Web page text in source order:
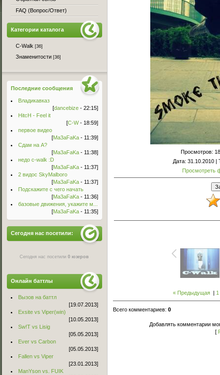
Просмотров:
Дата: 31.10.2010 |
Просмотреть
« Предыдущая 1
Всего комментариев: 0
Добавлять комментарии
[
FAQ (Вопрос/Ответ)
Категории каталога
C-Walk [36]
Знаменитости [36]
Последние сообщения
Владикавказ
[dancebize - 22:15]
HitcH - Feel it
[C-W- 18:59]
первое видео
[Ma3aFaKa - 11:39]
Сдам на А?
[Ma3aFaKa - 11:38]
недо c-walk :D
[Ma3aFaKa - 11:37]
2 видос SkyMalboro
[Ma3aFaKa - 11:37]
Подскажите с чего начать
[Ma3aFaKa - 11:36]
базовые движения, укажите м...
[Ma3aFaKa - 11:35]
Сегодня нас посетили:
Сегодня нас посетили0 юзеров
Онлайн баттлы
Вызов на баттл
[19.07.2013]
Exsite vs Viper(win)
[10.05.2013]
Sw!T vs Lisig
[05.05.2013]
Ever vs Carbon
[05.05.2013]
Fallen vs Viper
[23.01.2013]
ManYson vs. FUIK